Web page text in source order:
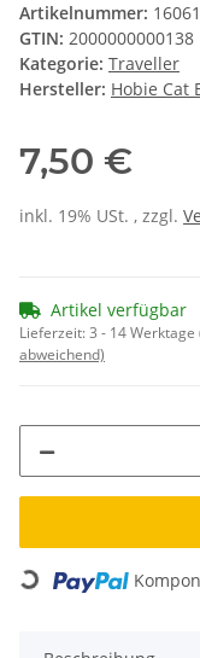
Artikelnummer:
GTIN: 2000000000138
Kategorie: Traveller
Hersteller: Hobie Cat
7,50 €
inkl. 19% USt. , zzgl.
Artikel verfügbar
Lieferzeit:3 - 14 Werktage
abweichend)
Loading...